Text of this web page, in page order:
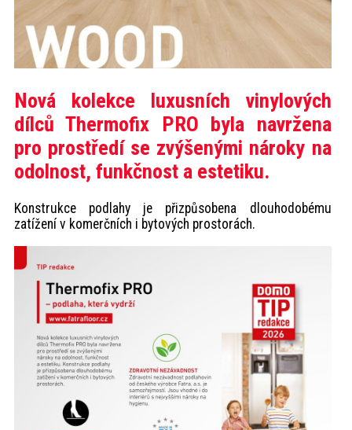
Nová kolekce luxusních vinylových
dílců Thermofix PRO byla navržena
pro prostředí se zvýšenými nároky na
odolnost, funkčnost a estetiku.
Konstrukce podlahy je přizpůsobena dlouhodobému
zatížení v komerčních i bytových prostorách.